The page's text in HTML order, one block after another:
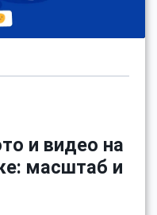
и видео на
масштаб и